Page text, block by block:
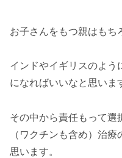
お子さんをもつ親はもち
インドやイギリスのよう
になればいいなと思いま
その中から責任もって選
（ワクチンも含め）治
思います。